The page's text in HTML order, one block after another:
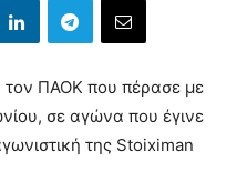
τον ΠΑΟΚ που πέρασε με
σε αγώνα που έγινε
της Stoiximan